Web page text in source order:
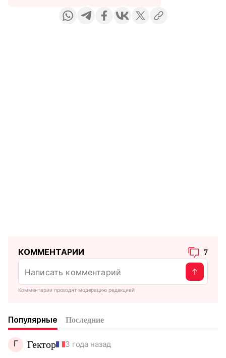
КОММЕНТАРИИ 7
Комментарии проходят модерацию редакцией
Популярные Последние
Г Гектор 3 года назад